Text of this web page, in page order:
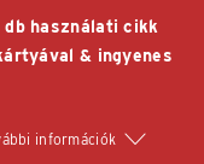
használati cikk
& ingyenes
információk